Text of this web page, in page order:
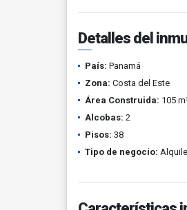
Detalles del
País: Panamá
Zona: Costa del Este
Área Construida: 105
Alcobas: 2
Pisos: 38
Tipo de negocio: